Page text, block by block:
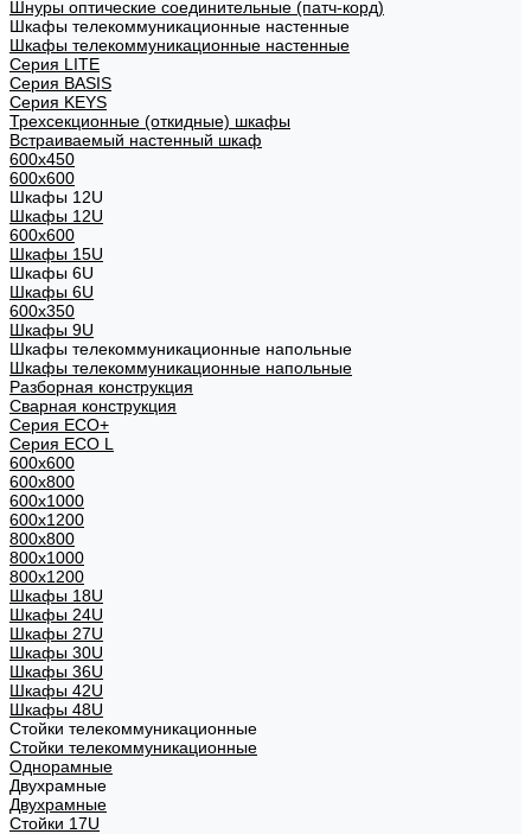
Шнуры оптические соединительные (патч-корд)
Шкафы телекоммуникационные настенные
Шкафы телекоммуникационные настенные
Cерия LITE
Cерия BASIS
Cерия KEYS
Трехсекционные (откидные) шкафы
Встраиваемый настенный шкаф
600x450
600x600
Шкафы 12U
Шкафы 12U
600x600
Шкафы 15U
Шкафы 6U
Шкафы 6U
600x350
Шкафы 9U
Шкафы телекоммуникационные напольные
Шкафы телекоммуникационные напольные
Разборная конструкция
Сварная конструкция
Серия ECO+
Серия ECO L
600x600
600x800
600х1000
600х1200
800x800
800х1000
800х1200
Шкафы 18U
Шкафы 24U
Шкафы 27U
Шкафы 30U
Шкафы 36U
Шкафы 42U
Шкафы 48U
Стойки телекоммуникационные
Стойки телекоммуникационные
Однорамные
Двухрамные
Двухрамные
Стойки 17U